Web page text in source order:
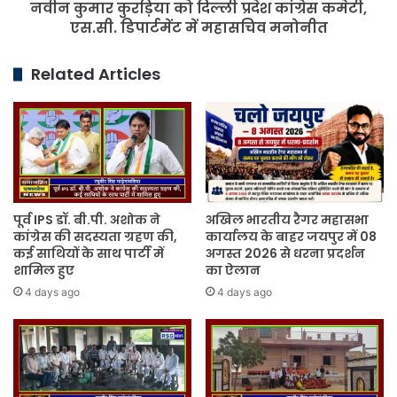
डिपार्टमेंट
नवीन कुमार कुरड़िया को दिल्ली प्रदेश कांग्रेस कमेटी,
एस.सी. डिपार्टमेंट में महासचिव मनोनीत
Related Articles
पूर्व IPS डॉ. बी.पी. अशोक ने
कांग्रेस की सदस्यता ग्रहण की,
कई साथियों के साथ पार्टी में
शामिल हुए
4 days ago
अखिल भारतीय रैगर महासभा
कार्यालय के बाहर जयपुर में 08
अगस्त 2026 से धरना प्रदर्शन
का ऐलान
4 days ago